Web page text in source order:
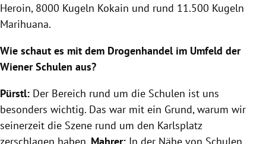
Heroin, 8000 Kugeln Kokain und rund 11.500 Kugeln
Marihuana.
Wie schaut es mit dem Drogenhandelim Umfeld der
Wiener Schulen aus?
Pürstl: Der Bereich rund um die Schulen ist uns
besonders wichtig. Das war mit ein Grund, warum wir
seinerzeit die Szene rund um den Karlsplatz